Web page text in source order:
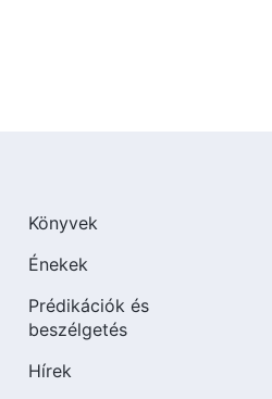
Könyvek
Énekek
Prédikációk és
beszélgetés
Hírek